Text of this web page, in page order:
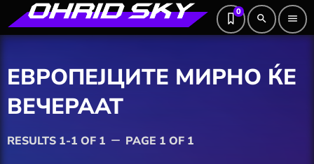
0
search menu
ЕВРОПЕЈЦИТЕ МИРНО ЌЕ
ВЕЧЕРААТ
RESULTS 1-1 OF 1 remove PAGE 1 OF 1